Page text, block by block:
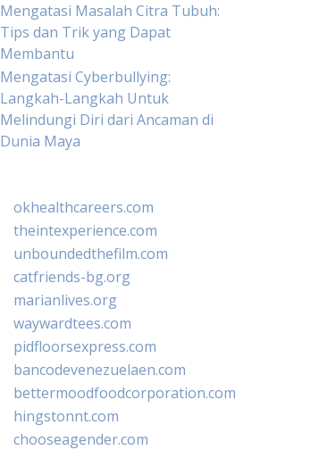
Mengatasi Masalah Citra Tubuh:
Tips dan Trik yang Dapat
Membantu
Mengatasi Cyberbullying:
Langkah-Langkah Untuk
Melindungi Diri dari Ancaman di
Dunia Maya
okhealthcareers.com
theintexperience.com
unboundedthefilm.com
catfriends-bg.org
marianlives.org
waywardtees.com
pidfloorsexpress.com
bancodevenezuelaen.com
bettermoodfoodcorporation.com
hingstonnt.com
chooseagender.com